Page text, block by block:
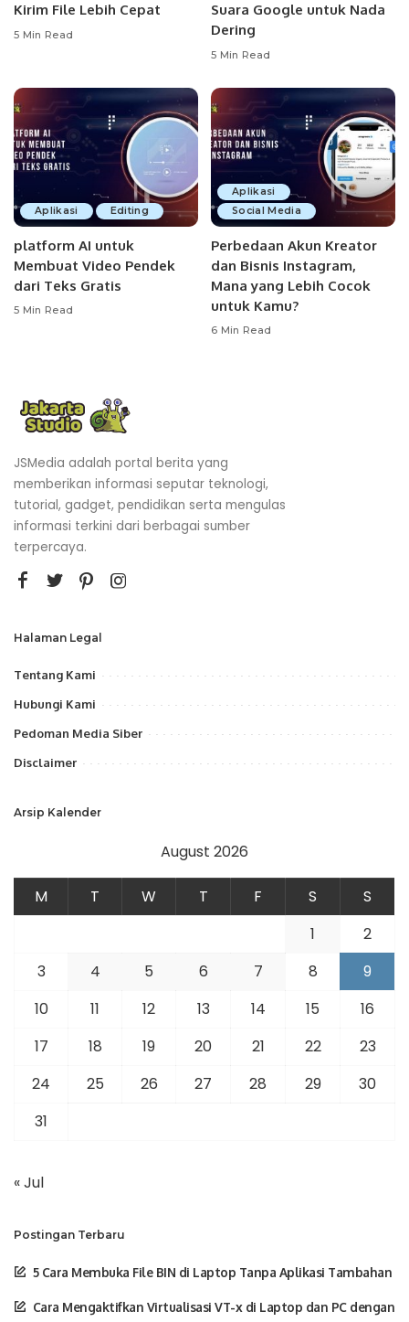
Kirim File Lebih Cepat
5 Min Read
Suara Google untuk Nada
Dering
5 Min Read
Aplikasi Editing
platform AI untuk
Membuat Video Pendek
dari Teks Gratis
5 Min Read
Aplikasi
Social Media
Perbedaan Akun Kreator
dan Bisnis Instagram,
Mana yang Lebih Cocok
untuk Kamu?
6 Min Read
JSMedia adalah portal berita yang
memberikan informasi seputar teknologi,
tutorial, gadget, pendidikan serta mengulas
informasi terkini dari berbagai sumber
terpercaya.
Halaman Legal
Tentang Kami
Hubungi Kami
Pedoman Media Siber
Disclaimer
Arsip Kalender
August 2026
M T W T F S
S
1
2
3
4 5 6 7 8
9
10
11 12 13 14 15
16
17
18 19 20 21 22
23
24
25 26 27 28 29
30
31
« Jul
Postingan Terbaru
5 Cara Membuka File BIN di Laptop Tanpa Aplikasi Tambahan
Cara Mengaktifkan Virtualisasi VT-x di Laptop dan PC dengan